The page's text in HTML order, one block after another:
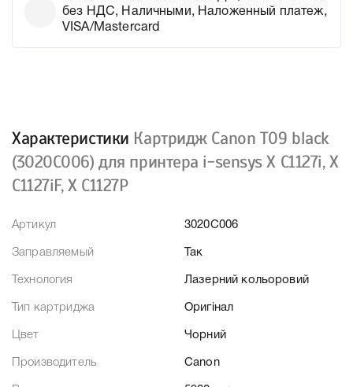
без НДС, Наличными, Наложенный платеж,
VISA/Mastercard
Характеристики Картридж Canon T09 black
(3020C006) для принтера i-sensys X C1127i, X
C1127iF, X C1127P
Артикул 3020C006
Заправляемый Так
Технология Лазерний кольоровий
Тип картриджа Оригінал
Цвет Чорний
Производитель Canon